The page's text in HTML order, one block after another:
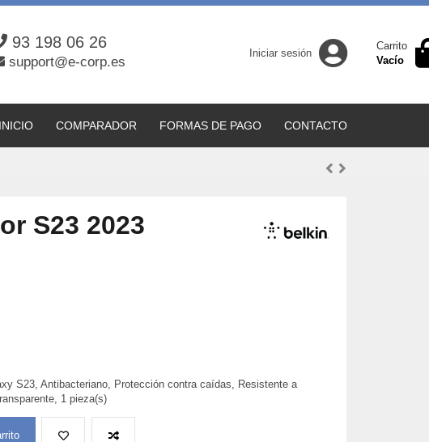
93 198 06 26
support@e-corp.es
Iniciar sesión
Carrito
Vacío
CONTACTO
FORMAS DE PAGO
COMPARADOR
INICIO
S23 2023
S23, Antibacteriano, Protección contra caídas, Resistente a
1 pieza(s)